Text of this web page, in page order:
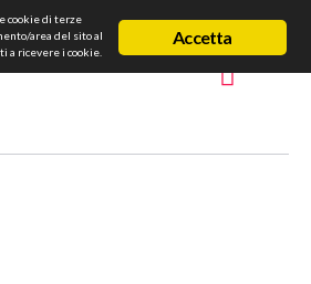
Accetta
cookie di terze
area del sito al
a ricevere i cookie.